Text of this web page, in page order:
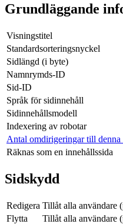
Grundläggande
Visningstitel
Standardsorteringsnyckel
Sidlängd (i byte)
Namnrymds-ID
Sid-ID
Språk för sidinnehåll
Sidinnehållsmodell
Indexering av robotar
Antal omdirigeringar till denna
Räknas som en innehållssida
Sidskydd
Redigera Tillåt alla användare
Flytta
Tillåt alla användare